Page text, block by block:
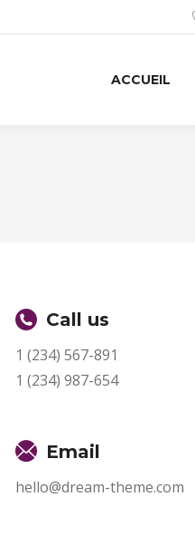
ACCUEIL
Call us
1 (234) 567-891
1 (234) 987-654
Email
hello@dream-theme.com